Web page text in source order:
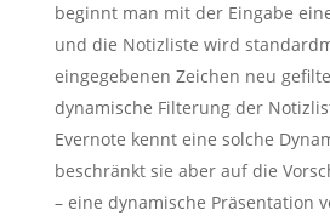
beginnt man mit der Eingabe
und die Notizliste wird
eingegebenen Zeichen neu
dynamische Filterung der
Evernote kennt eine solche
beschränkt sie aber auf die
– eine dynamische Präsentation